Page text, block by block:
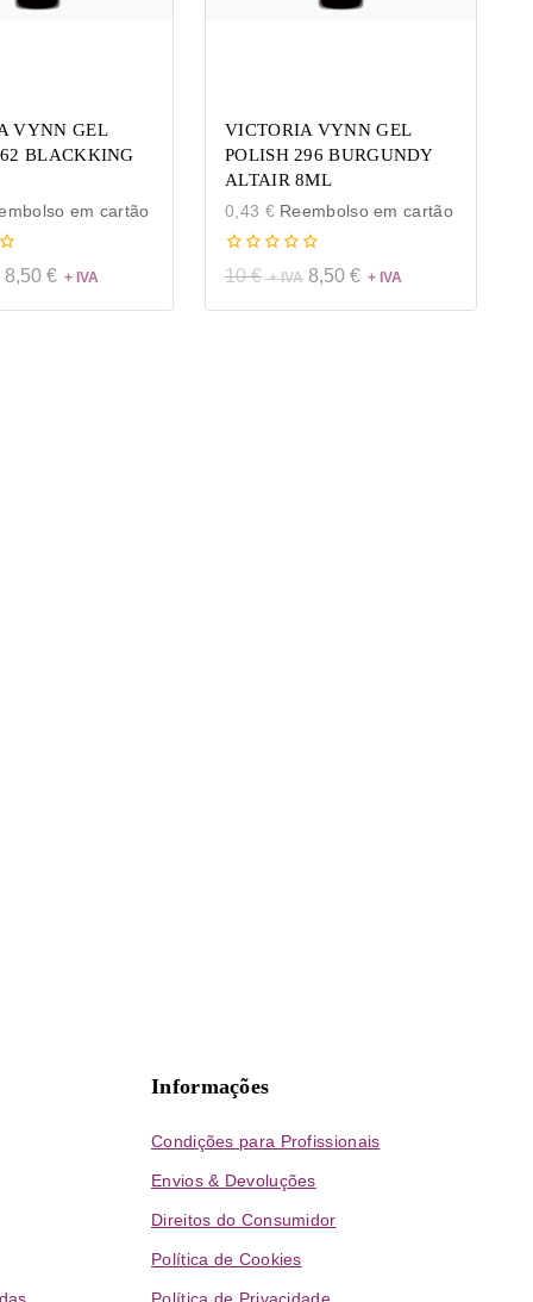
VYNN GEL
BLACKKING
em cartão
8,50 €
VICTORIA VYNN GEL
POLISH 296 BURGUNDY
ALTAIR 8ML
0,43 €Reembolso em cartão
0
de
10€ 8,50 €
Informações
Condições para Profissionais
Envios & Devoluções
Direitos do Consumidor
Política de Cookies